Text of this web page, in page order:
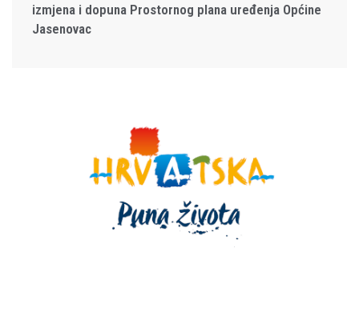
izmjena i dopuna Prostornog plana uređenja Općine
Jasenovac